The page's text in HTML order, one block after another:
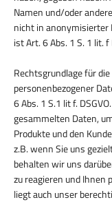
Namen und/oder
nicht in anonymisierter
ist Art. 6 Abs. 1 S. 1 lit. f
Rechtsgrundlage für
personenbezogener
6 Abs. 1 S.1 lit f.
gesammelten Daten,
Produkte und den
z.B. wenn Sie uns
behalten wir uns
zu reagieren und Ihnen
liegt auch unser